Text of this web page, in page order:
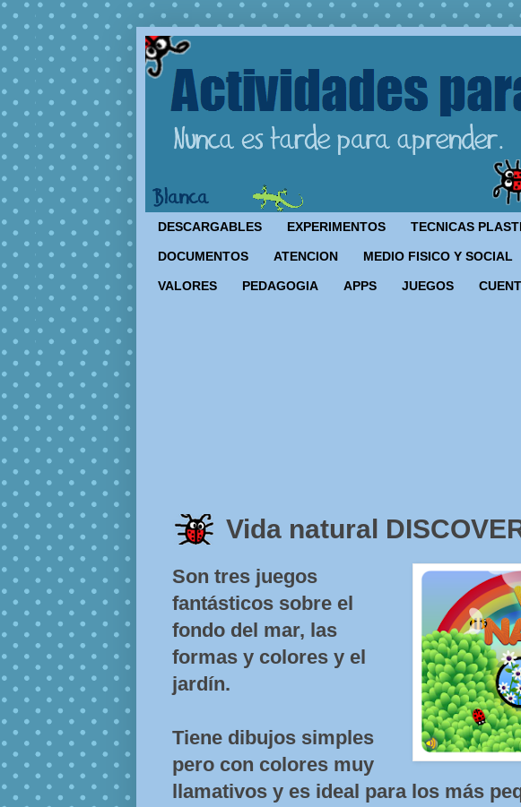
DESCARGABLES EXPERIMENTOS TECNICAS
DOCUMENTOS ATENCION MEDIO FISICO Y SOCIAL
VALORES PEDAGOGIA APPS JUEGOS
Vida natural
Son tres juegos
fantásticos sobre el
fondo del mar, las
formas y colores y el
jardín.
Tiene dibujos simples
pero con colores muy
llamativos y es ideal para los más